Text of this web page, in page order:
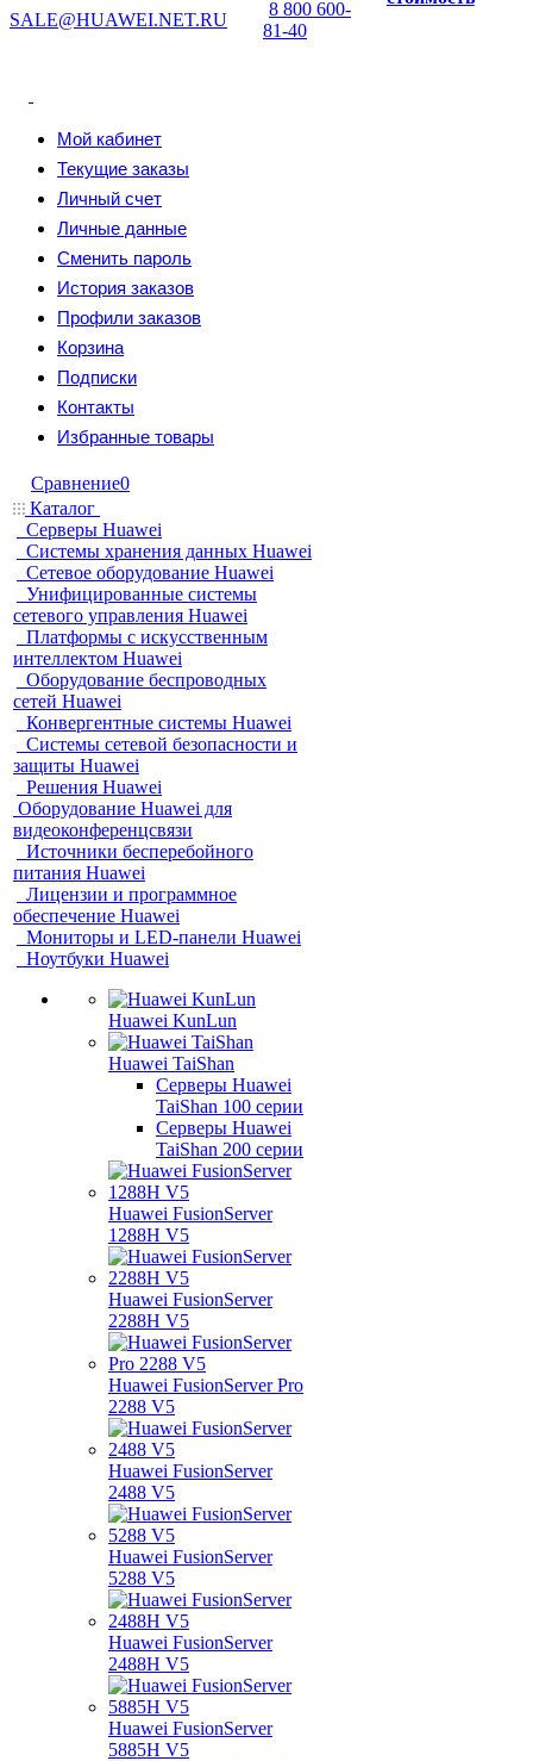
SALE@HUAWEI.NET.RU
8 800 600-
81-40
Мой кабинет
Текущие заказы
Личный счет
Личные данные
Сменить пароль
История заказов
Профили заказов
Корзина
Подписки
Контакты
Избранные товары
Сравнение0
Каталог
Серверы Huawei
Системы хранения данных Huawei
Сетевое оборудование Huawei
Унифицированные системы
сетевого управления Huawei
Платформы с искусственным
интеллектом Huawei
Оборудование беспроводных
сетей Huawei
Конвергентные системы Huawei
Системы сетевой безопасности и
защиты Huawei
Решения Huawei
Оборудование Huawei для
видеоконференцсвязи
Источники бесперебойного
питания Huawei
Лицензии и программное
обеспечение Huawei
Мониторы и LED-панели Huawei
Ноутбуки Huawei
Huawei KunLun
Huawei TaiShan
Серверы Huawei
TaiShan 100 серии
Серверы Huawei
TaiShan 200 серии
Huawei FusionServer
1288H V5
Huawei FusionServer
2288H V5
Huawei FusionServer Pro
2288 V5
Huawei FusionServer
2488 V5
Huawei FusionServer
5288 V5
Huawei FusionServer
2488H V5
Huawei FusionServer
5885H V5